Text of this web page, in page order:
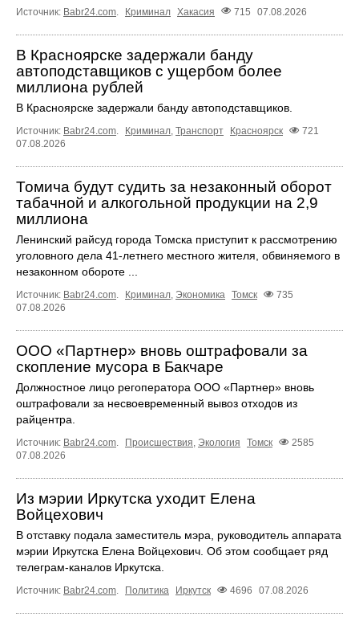
Источник: Babr24.com Криминал Хакасия 715 07.08.2026
В Красноярске задержали банду
автоподставщиков с ущербом более
миллиона рублей
В Красноярске задержали банду автоподставщиков.
Источник: Babr24.com Криминал Транспорт Красноярск
721
07.08.2026
Томича будут судить за незаконный оборот
табачной и алкогольной продукции на 2,9
миллиона
Ленинский райсуд города Томска приступит к рассмотрению
уголовного дела 41-летнего местного жителя, обвиняемого в
незаконном обороте ...
Источник: Babr24.com Криминал Экономика Томск
735
07.08.2026
ООО «Партнер» вновь оштрафовали за
скопление мусора в Бакчаре
Должностное лицо регоператора ООО «Партнер» вновь
оштрафовали за несвоевременный вывоз отходов из
райцентра.
Источник: Babr24.com. Происшествия, Экология Томск
2585
07.08.2026
Из мэрии Иркутска уходит Елена
Войцехович
В отставку подала заместитель мэра, руководитель аппарата
мэрии Иркутска Елена Войцехович. Об этом сообщает ряд
телеграм‑каналов Иркутска.
Источник: Babr24.com. Политика Иркутск 4696 07.08.2026